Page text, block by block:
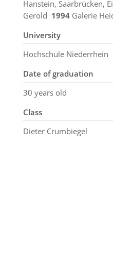
Hanstein, Saarbrücken,
Gerold 1994Galerie
University
Hochschule Niederrhein
Date of graduation
30 years old
Class
Dieter Crumbiegel